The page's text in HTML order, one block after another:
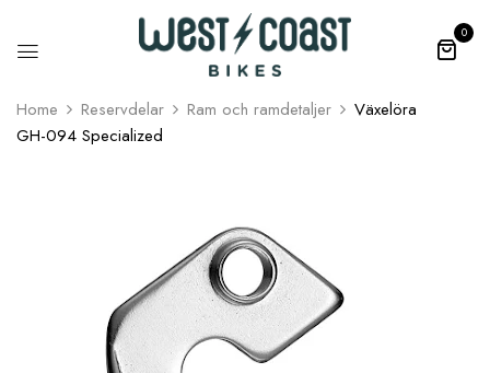
0
Home Reservdelar Ram och ramdetaljer
Växelöra
GH­-094 Specialized